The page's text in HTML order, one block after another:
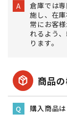
A
倉庫では
施し、在
常にお客
れるよう
ります。
package_2 商品
Q 購入商品